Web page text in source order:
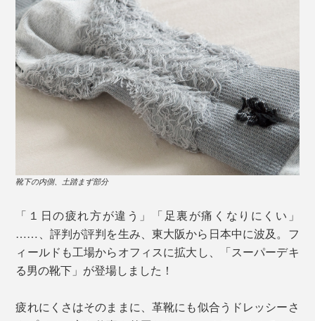
靴下の内側、土踏まず部分
「１日の疲れ方が違う」「足裏が痛くなりにくい」
……、評判が評判を生み、東大阪から日本中に波及。フ
ィールドも工場からオフィスに拡大し、「スーパーデキ
る男の靴下」が登場しました！
疲れにくさはそのままに、革靴にも似合うドレッシーさ